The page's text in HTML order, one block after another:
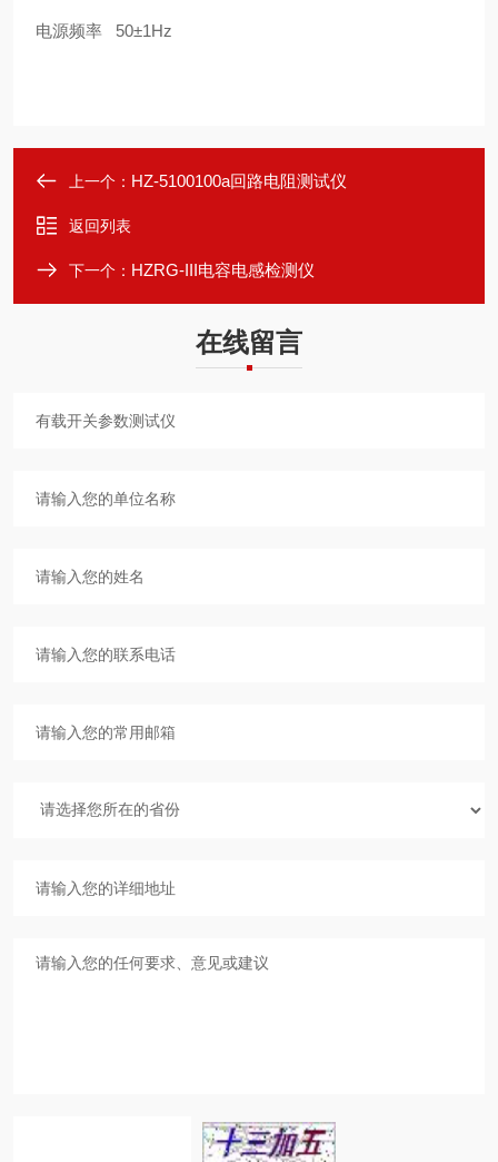
电源频率 50±1Hz
上一个： HZ-5100100a回路电阻测试仪
返回列表
下一个： HZRG-III电容电感检测仪
在线留言